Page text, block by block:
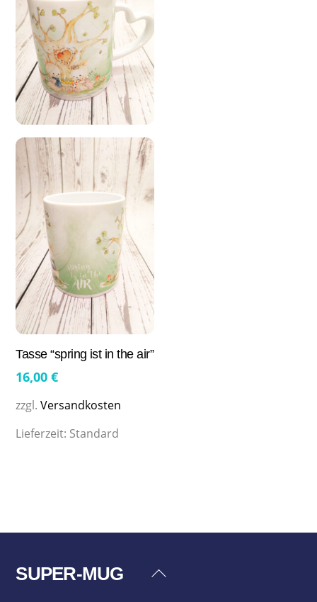
Tasse “spring ist in the air”
16,00€
zzgl.Versandkosten
Lieferzeit: Standard
Back
SUPER-MUG